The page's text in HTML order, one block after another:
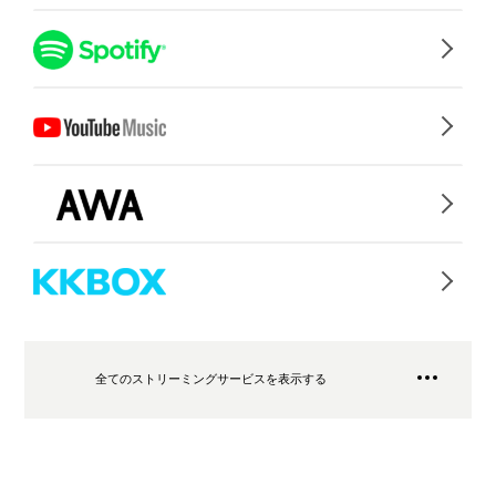
全てのストリーミングサービスを表示する